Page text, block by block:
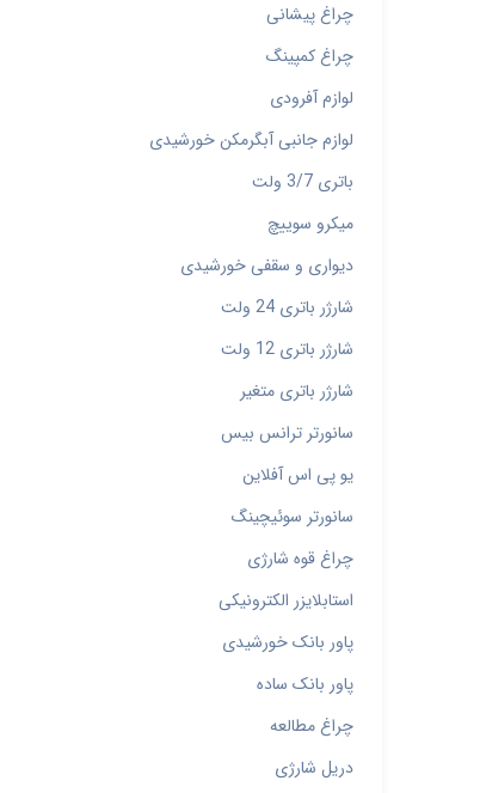
چراغ پیشانی
چراغ کمپینگ
لوازم آفرودی
لوازم جانبی آبگرمکن خورشیدی
باتری 3/7 ولت
میکرو سوییچ
دیواری و سقفی خورشیدی
شارژر باتری 24 ولت
شارژر باتری 12 ولت
شارژر باتری متغیر
سانورتر ترانس بیس
یو پی اس آفلاین
سانورتر سوئیچینگ
چراغ قوه شارژی
استابلایزر الکترونیکی
پاور بانک خورشیدی
پاور بانک ساده
چراغ مطالعه
دریل شارژی